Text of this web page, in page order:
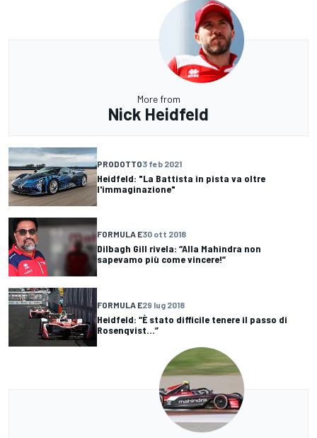
More from
Nick Heidfeld
PRODOTTO3 feb 2021
Heidfeld: "La Battista in pista va oltre
l'immaginazione"
FORMULA E30 ott 2018
Dilbagh Gill rivela: “Alla Mahindra non
sapevamo più come vincere!”
FORMULA E29 lug 2018
Heidfeld: “È stato difficile tenere il passo di
Rosenqvist...”